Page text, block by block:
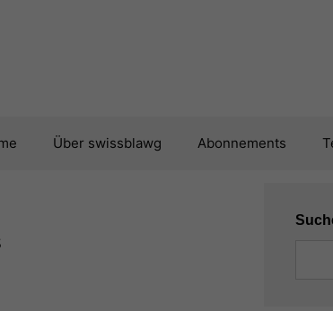
Über swissblawg Abonnements